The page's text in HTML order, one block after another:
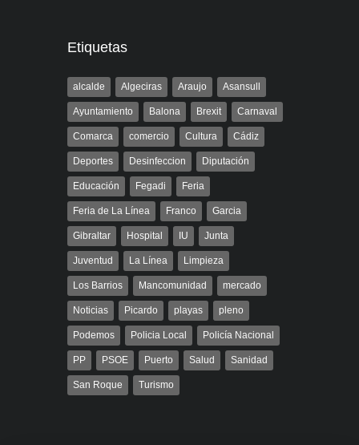
Etiquetas
alcalde Algeciras Araujo Asansull
Ayuntamiento Balona Brexit Carnaval
Comarca comercio Cultura Cádiz
Deportes Desinfeccion Diputación
Educación Fegadi Feria
Feria de La Línea Franco Garcia
Gibraltar Hospital IU Junta
Juventud La Línea Limpieza
Los Barrios Mancomunidad mercado
Noticias Picardo playas pleno
Podemos Policia Local Policía Nacional
PP PSOE Puerto Salud Sanidad
San Roque Turismo